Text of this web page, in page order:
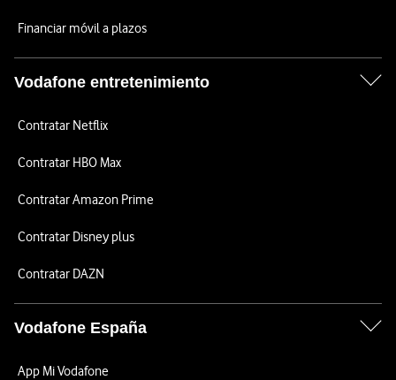
Financiar móvil a plazos
Vodafone entretenimiento
Contratar Netflix
Contratar HBO Max
Contratar Amazon Prime
Contratar Disney plus
Contratar DAZN
Vodafone España
App Mi Vodafone